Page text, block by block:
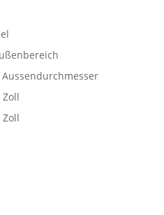
Zoll
Zoll